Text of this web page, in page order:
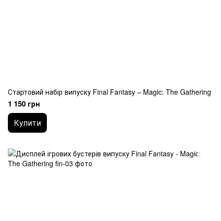
Стартовий набір випуску Final Fantasy – Magic: The Gathering
1 150 грн
Купити